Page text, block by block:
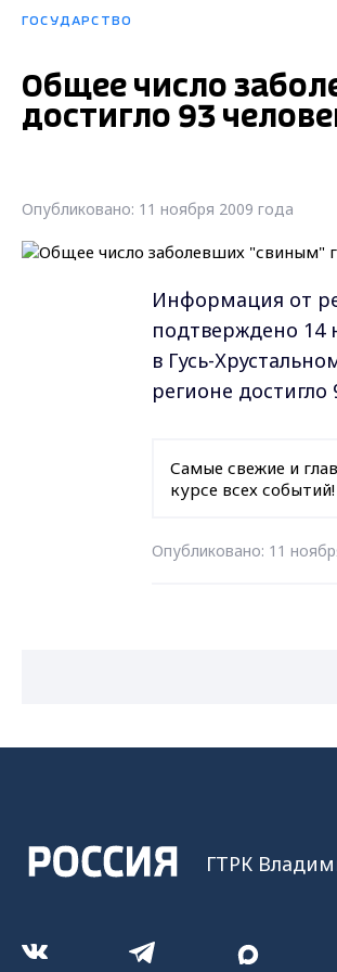
ГОСУДАРСТВО
Общее число
достигло 93
Опубликовано: 11 ноября 2009 года
Информация от
подтверждено 14
в Гусь-
регионе достигло
Самые свежие и
курсе всех событий!
Опубликовано: 11
ГТРК